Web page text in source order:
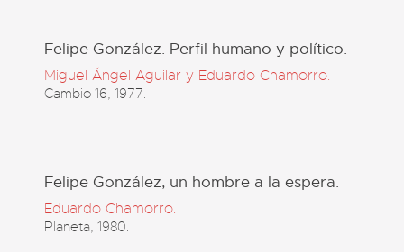
Felipe González. Perfil humano y político.
Miguel Ángel Aguilar y Eduardo Chamorro.
Cambio 16, 1977.
Felipe González, un hombre a la espera.
Eduardo Chamorro.
Planeta, 1980.